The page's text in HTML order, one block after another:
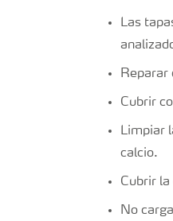
Las
Reparar
Cubrir
Limpiar
calcio.
Cubrir
No